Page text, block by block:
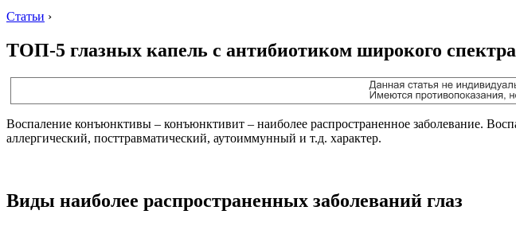
Статьи ›
ТОП-5 глазных капель с антибиотиком широкого
Воспаление конъюнктивы – конъюнктивит – наиболее распространенное заболевание.
аллергический, посттравматический, аутоиммунный и т.д. характер.
Виды наиболее распространенных заболеваний глаз